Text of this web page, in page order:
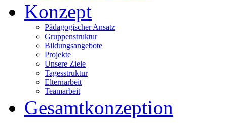
Konzept
Pädagogischer Ansatz
Gruppenstruktur
Bildungsangebote
Projekte
Unsere Ziele
Tagesstruktur
Elternarbeit
Teamarbeit
Gesamtkonzeption